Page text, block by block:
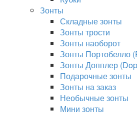
Зонты
Складные зонты
Зонты трости
Зонты наоборот
Зонты Портобелло
Зонты Допплер
Подарочные зонты
Зонты на заказ
Необычные зонты
Мини зонты